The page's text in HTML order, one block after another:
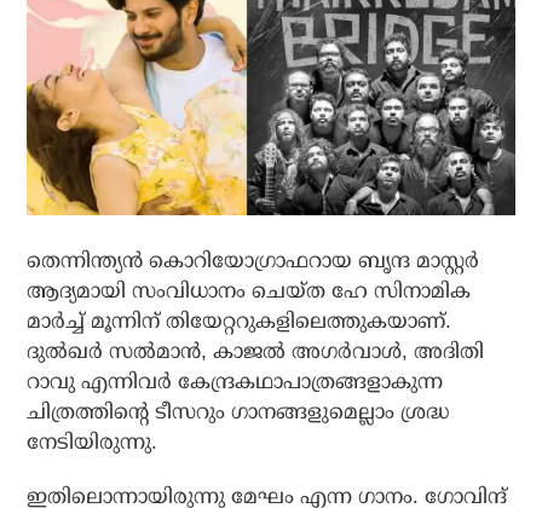
തെന്നിന്ത്യന്‍ കൊറിയോഗ്രാഫറായ ബൃന്ദ മാസ്റ്റര്‍
ആദ്യമായി സംവിധാനം ചെയ്ത ഹേ സിനാമിക
മാര്‍ച്ച് മൂന്നിന് തിയേറ്ററുകളിലെത്തുകയാണ്.
ദുല്‍ഖര്‍ സല്‍മാന്‍, കാജല്‍ അഗര്‍വാള്‍, അദിതി
റാവു എന്നിവര്‍ കേന്ദ്രകഥാപാത്രങ്ങളാകുന്ന
ചിത്രത്തിന്റെ ടീസറും ഗാനങ്ങളുമെല്ലാം ശ്രദ്ധ
നേടിയിരുന്നു.
ഇതിലൊന്നായിരുന്നു മേഘം എന്ന ഗാനം. ഗോവിന്ദ്